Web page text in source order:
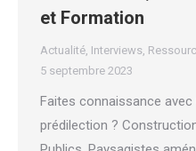
et Formation
Actualité Interviews
5 septembre 2023
Faites connaissance
prédilection ?